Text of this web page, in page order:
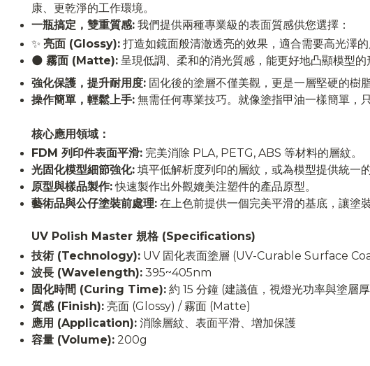
康、更乾淨的工作環境。
一瓶搞定，雙重質感: 我們提供兩種專業級的表面質感供您選擇：
✨ 亮面 (Glossy): 打造如鏡面般清澈透亮的效果，適合需要高光澤的
🌑 霧面 (Matte): 呈現低調、柔和的消光質感，能更好地凸顯模型的
強化保護，提升耐用度: 固化後的塗層不僅美觀，更是一層堅硬的樹
操作簡單，輕鬆上手: 無需任何專業技巧。就像塗指甲油一樣簡單，
核心應用領域：
FDM 列印件表面平滑: 完美消除 PLA, PETG, ABS 等材料的層紋。
光固化模型細節強化: 填平低解析度列印的層紋，或為模型提供統一
原型與樣品製作:快速製作出外觀媲美注塑件的產品原型。
藝術品與公仔塗裝前處理: 在上色前提供一個完美平滑的基底，讓塗
UV Polish Master 規格 (Specifications)
技術 (Technology): UV 固化表面塗層 (UV-Curable Surface
波長 (Wavelength): 395~405nm
固化時間 (Curing Time): 約 15 分鐘 (建議值，視燈光功率與塗層
質感 (Finish): 亮面 (Glossy) / 霧面 (Matte)
應用 (Application): 消除層紋、表面平滑、增加保護
容量 (Volume): 200g